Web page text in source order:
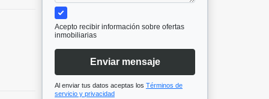
Acepto recibir información sobre ofertas
inmobiliarias
Enviar mensaje
Al enviar tus datos aceptas los Términos de
servicio y privacidad